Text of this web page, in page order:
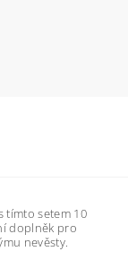
tímto setem 10
doplněk pro
nevěsty.